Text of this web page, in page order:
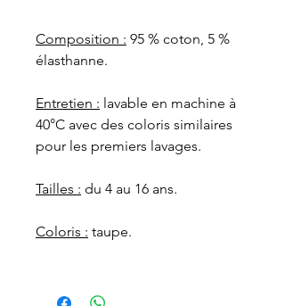
Composition : 95 % coton, 5 %
élasthanne.
Entretien : lavable en machine à
40°C avec des coloris similaires
pour les premiers lavages.
Tailles : du 4 au 16 ans.
Coloris : taupe.